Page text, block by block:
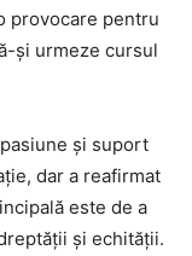
provocare pentru
și urmeze cursul
și suport
dar a reafirmat
este de a
și echității.